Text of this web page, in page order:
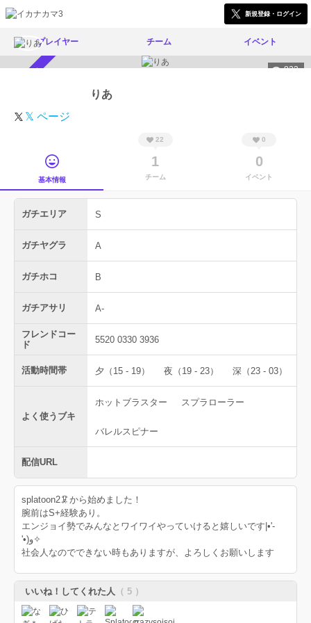
新規登録・ログイン
プレイヤー チーム イベント
823
りあ
𝕏 ページ
基本情報
22
1
チーム
0
0
イベント
ガチエリア S
ガチヤグラ A
ガチホコ B
ガチアサリ A-
フレンドコー
ド
5520 0330 3936
活動時間帯 夕（15 - 19） 夜（19 - 23） 深（23 - 03）
よく使うブキ
ホットブラスター スプラローラー
バレルスピナー
配信URL
splatoon2🦑から始めました！
腕前はS+経験あり。
エンジョイ勢でみんなとワイワイやっていけると嬉しいです‎|•'-
'•)و✧
社会人なのでできない時もありますが、よろしくお願いします
いいね！してくれた人 （ 5 ）